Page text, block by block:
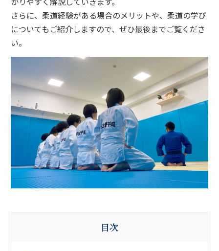
さらに、柔道経験がある場合のメリットや、柔道の学び
についてもご紹介しますので、ぜひ最後までご覧くださ
い。
目次